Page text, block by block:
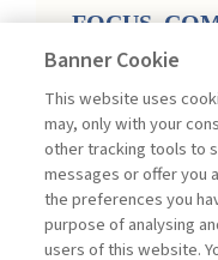
FOCUS.
Relazione,
misurazione:
loyalty nel
Emanuele
Evidenze da
retail: loyalty e
Banner Cookie
This website uses
may, only with your
other tracking tools to
messages or offer you
the preferences you
purpose of analysing
users of this website.